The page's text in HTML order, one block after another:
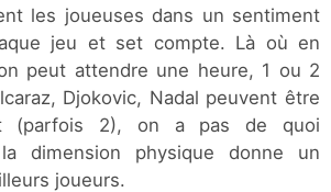
les joueuses dans un sentiment
jeu et set compte. Là où en
peut attendre une heure, 1 ou 2
Djokovic, Nadal peuvent être
(parfois 2), on a pas de quoi
dimension physique donne un
joueurs.